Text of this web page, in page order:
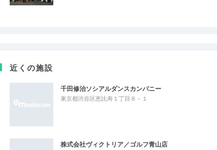
近くの施設
千田修治ソシアルダンスカンパニー
東京都渋谷区恵比寿１丁目８－１
株式会社ヴィクトリア／ゴルフ青山店